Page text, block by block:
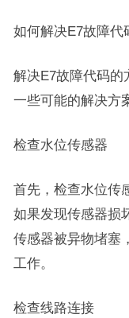
如何解决E7故障代
解决E7故障代码的
一些可能的解决方
检查水位传感器
首先，检查水位传
如果发现传感器损
传感器被异物堵塞
工作。
检查线路连接